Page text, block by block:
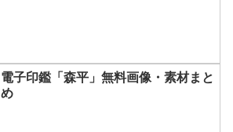
電子印鑑「森平」無料画像・素材まと
め